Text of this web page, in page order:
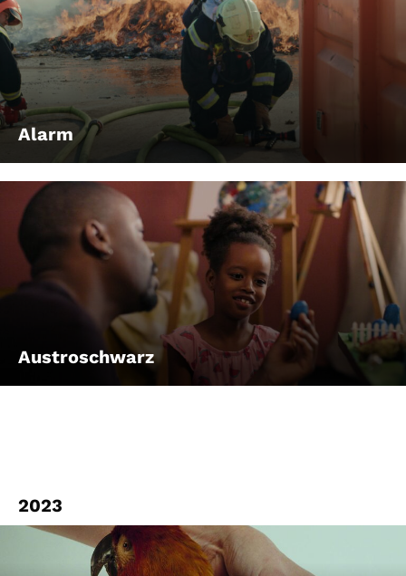
& Filmpässe
Account
Suche
Alarm
Austroschwarz
2023